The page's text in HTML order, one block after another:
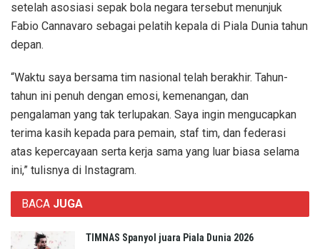
setelah asosiasi sepak bola negara tersebut menunjuk
Fabio Cannavaro sebagai pelatih kepala di Piala Dunia tahun
depan.
“Waktu saya bersama tim nasional telah berakhir. Tahun-
tahun ini penuh dengan emosi, kemenangan, dan
pengalaman yang tak terlupakan. Saya ingin mengucapkan
terima kasih kepada para pemain, staf tim, dan federasi
atas kepercayaan serta kerja sama yang luar biasa selama
ini,” tulisnya di Instagram.
BACA JUGA
TIMNAS Spanyol juara Piala Dunia 2026